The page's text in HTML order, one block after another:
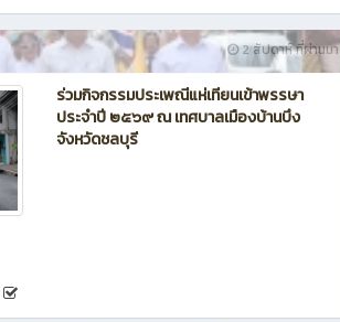
2 สัปดาห์ ที่ผ่านมา
ร่วมกิจกรรมประเพณีแห่เทียนเข้าพรรษา
ประจำปี ๒๕๖๙ ณ เทศบาลเมืองบ้านบึง
จังหวัดชลบุรี